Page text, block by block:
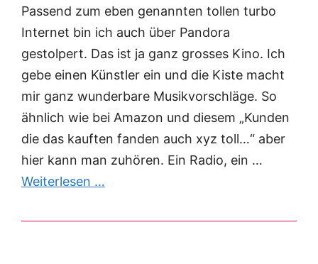
Passend zum eben genannten tollen turbo
Internet bin ich auch über Pandora
gestolpert. Das ist ja ganz grosses Kino. Ich
gebe einen Künstler ein und die Kiste macht
mir ganz wunderbare Musikvorschläge. So
ähnlich wie bei Amazon und diesem „Kunden
die das kauften fanden auch xyz toll…“ aber
hier kann man zuhören. Ein Radio, ein …
Weiterlesen …